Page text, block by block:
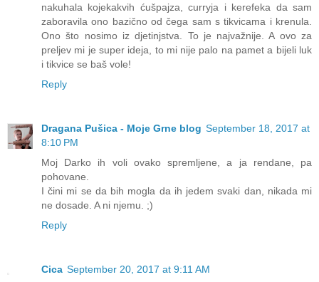
nakuhala kojekakvih ćušpajza, curryja i kerefeka da sam
zaboravila ono bazično od čega sam s tikvicama i krenula.
Ono što nosimo iz djetinjstva. To je najvažnije. A ovo za
preljev mi je super ideja, to mi nije palo na pamet a bijeli luk
i tikvice se baš vole!
Reply
Dragana Pušica - Moje Grne blog September 18, 2017 at
8:10 PM
Moj Darko ih voli ovako spremljene, a ja rendane, pa
pohovane.
I čini mi se da bih mogla da ih jedem svaki dan, nikada mi
ne dosade. A ni njemu. ;)
Reply
Cica September 20, 2017 at 9:11 AM